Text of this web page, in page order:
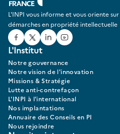
L'INPI vous informe et vous oriente
démarches en propriété intellectuelle
Facebook
TwitterLinked In
Youtube
L'Institut
Notre gouvernance
Notre vision de l'innovation
Missions & Stratégie
Lutte anti-contrefaçon
L'INPI à l'international
Nos implantations
Annuaire des Conseils en PI
Nous rejoindre